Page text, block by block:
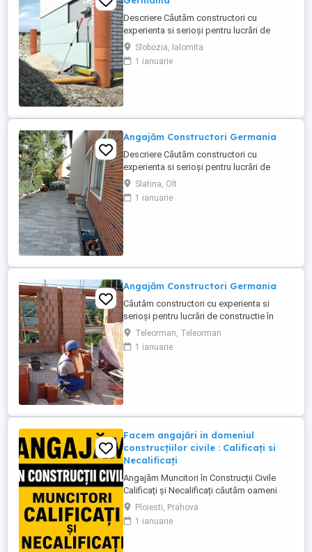
Descriere Căutăm constructori cu
experienta si serioși pentru lucrări de
constructie în Germania, atat calificati cat
si ajutor ucenic ! Lucrări: Termoizolatii
Fatade Polistiren, Renovari interioare,
Slobozia, Ialomita
1 ianuarie
Angajăm Constructori Germania
Descriere Căutăm constructori cu
experienta si serioși pentru lucrări de
constructie în Germania, atat calificati cat
si ajutor ucenic ! Lucrări: Termoizolatii
Fatade Polistiren, Renovari interioare,
Slatina, Olt
1 ianuarie
Angajăm Constructori Germania
Căutăm constructori cu experienta si
serioși pentru lucrări de constructie în
Germania, atat calificati cat si ajutor
ucenic ! Lucrări: Termoizolatii Fatade
Polistiren, Renovari interioare, Placari
Teleorman, Teleorman
1 ianuarie
Facem angajări in domeniul
construcțiilor civile : Calificați si
Necalificați
Angajăm Muncitori în Construcții Civile
Calificați și Necalificați căutăm oameni
serioși, responsabili și implicați pentru
lucrări de calitate. Posturi disponibile:
Muncitori Calificați Polivalenți (cu
Ploiesti, Prahova
1 ianuarie